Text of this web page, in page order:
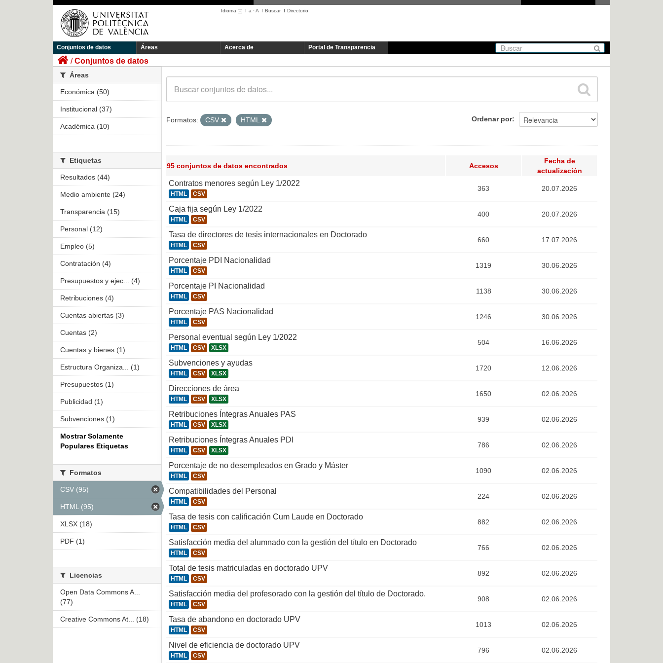
Idioma I a ·A I BuscarI Directorio
Conjuntos de datos Áreas Acerca de Portal de Transparencia
Conjuntos de datos
Ordenar por
Formatos: CSV HTML
95 conjuntos de datos encontrados Accesos
Fecha de
actualización
Contratos menores según Ley 1/2022
HTML CSV
363 20.07.2026
Caja fija según Ley 1/2022
HTML CSV
400 20.07.2026
Tasa de directores de tesis internacionales en Doctorado
HTML CSV
660 17.07.2026
Porcentaje PDI Nacionalidad
HTML CSV
1319 30.06.2026
Porcentaje PI Nacionalidad
HTML CSV
1138 30.06.2026
Porcentaje PAS Nacionalidad
HTML CSV
1246 30.06.2026
Personal eventual según Ley 1/2022
HTML CSV XLSX
504 16.06.2026
Subvenciones y ayudas
HTML CSV XLSX
1720 12.06.2026
Direcciones de área
HTML CSV XLSX
1650 02.06.2026
Retribuciones Íntegras Anuales PAS
HTML CSV XLSX
939 02.06.2026
Retribuciones Íntegras Anuales PDI
HTML CSV XLSX
786 02.06.2026
Porcentaje de no desempleados en Grado y Máster
HTML CSV
1090 02.06.2026
Compatibilidades del Personal
HTML CSV
224 02.06.2026
Tasa de tesis con calificación Cum Laude en Doctorado
HTML CSV
882 02.06.2026
Satisfacción media del alumnado con la gestión del título en Doctorado
HTML CSV
766 02.06.2026
Total de tesis matriculadas en doctorado UPV
HTML CSV
892 02.06.2026
Satisfacción media del profesorado con la gestión del título de Doctorado.
HTML CSV
908 02.06.2026
Tasa de abandono en doctorado UPV
HTML CSV
1013 02.06.2026
Nivel de eficiencia de doctorado UPV
HTML CSV
796 02.06.2026
Áreas
Económica (50)
Institucional (37)
Académica (10)
Etiquetas
Resultados (44)
Medio ambiente (24)
Transparencia (15)
Personal (12)
Empleo (5)
Contratación (4)
Presupuestos y ejec... (4)
Retribuciones (4)
Cuentas abiertas (3)
Cuentas (2)
Cuentas y bienes (1)
Estructura Organiza... (1)
Presupuestos (1)
Publicidad (1)
Subvenciones (1)
Mostrar Solamente
Populares Etiquetas
Formatos
CSV (95)
HTML (95)
XLSX (18)
PDF (1)
Licencias
Open Data Commons A...
(77)
Creative Commons At... (18)